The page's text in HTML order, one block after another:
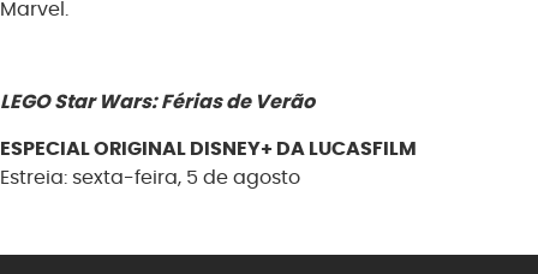
Marvel.
LEGO Star Wars: Férias de Verão
ESPECIAL ORIGINAL DISNEY+ DA LUCASFILM
Estreia: sexta-feira, 5 de agosto